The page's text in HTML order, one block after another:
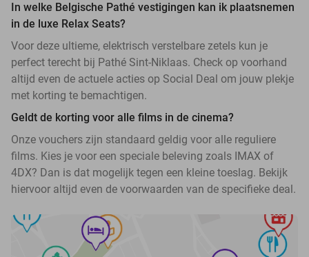
In welke Belgische Pathé vestigingen kan ik plaatsnemen
in de luxe Relax Seats?
Voor deze ultieme, elektrisch verstelbare zetels kun je
perfect terecht bij Pathé Sint-Niklaas. Check op voorhand
altijd even de actuele acties op Social Deal om jouw plekje
met korting te bemachtigen.
Geldt de korting voor alle films in de cinema?
Onze vouchers zijn standaard geldig voor alle reguliere
films. Kies je voor een speciale beleving zoals IMAX of
4DX? Dan is dat mogelijk tegen een kleine toeslag. Bekijk
hiervoor altijd even de voorwaarden van de specifieke deal.